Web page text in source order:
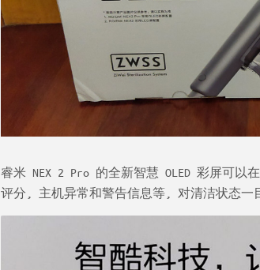
睿米 NEX 2 Pro 的全新智慧 OLED 彩屏可
评分, 主机异常和警告信息等, 对清洁状态一